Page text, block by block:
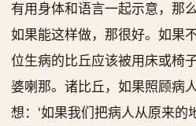
有用身体和语言一起示意，那
如果能这样做，那很好。如果
位生病的比丘应该被用床或椅
婆喇那。诸比丘，如果照顾病
想：'如果我们把病人从原来的